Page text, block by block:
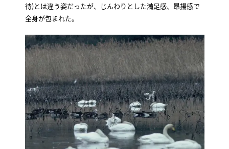
待)とは違う姿だったが、じんわりとした満足感、昂揚感で
全身が包まれた。